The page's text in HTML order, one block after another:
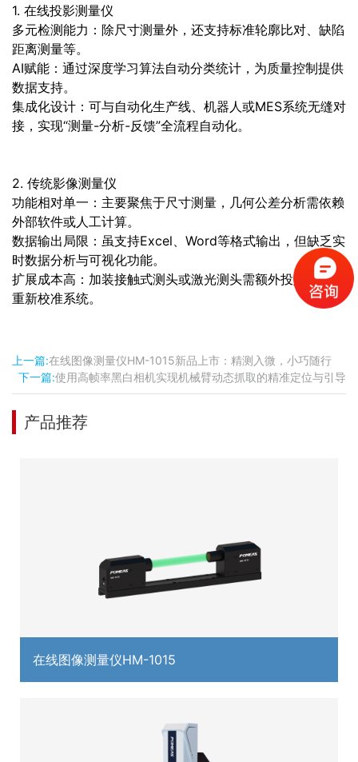
1. 在线投影测量仪
多元检测能力：除尺寸测量外，还支持标准轮廓比对、缺陷
距离测量等。
AI赋能：通过深度学习算法自动分类统计，为质量控制提供
数据支持。
集成化设计：可与自动化生产线、机器人或MES系统无缝对
接，实现“测量-分析-反馈”全流程自动化。
2. 传统影像测量仪
功能相对单一：主要聚焦于尺寸测量，几何公差分析需依赖
外部软件或人工计算。
数据输出局限：虽支持Excel、Word等格式输出，但缺乏实
时数据分析与可视化功能。
扩展成本高：加装接触式测头或激光测头需额外投入，且需
重新校准系统。
上一篇:在线图像测量仪HM-1015新品上市：精测入微，小巧随行
下一篇:使用高帧率黑白相机实现机械臂动态抓取的精准定位与引导
产品推荐
在线图像测量仪HM-1015